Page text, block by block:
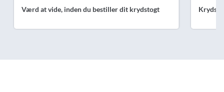
Værd at vide, inden du bestiller dit krydstogt